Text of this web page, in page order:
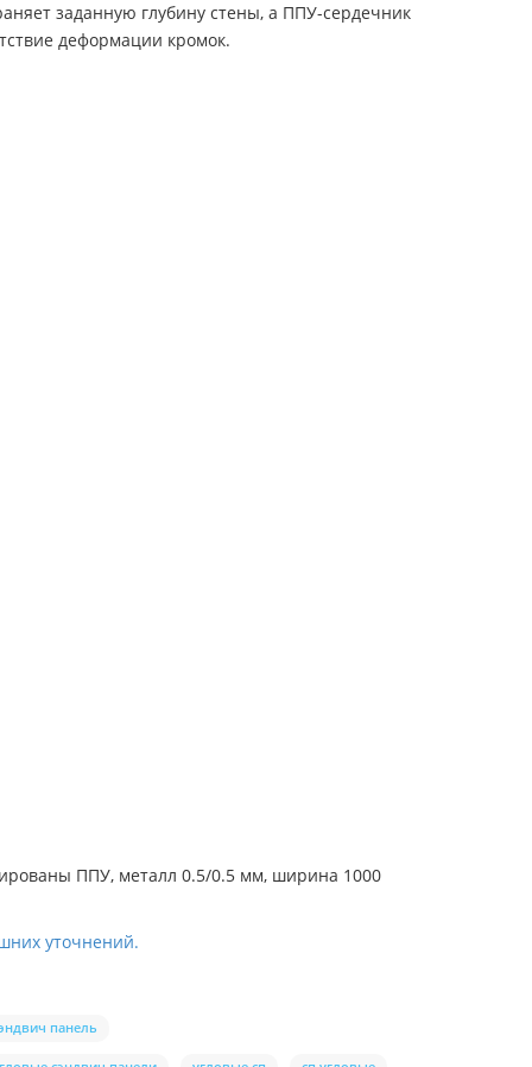
заданную глубину стены, а ППУ-сердечник
деформации кромок.
ППУ, металл 0.5/0.5 мм, ширина 1000
уточнений.
панель